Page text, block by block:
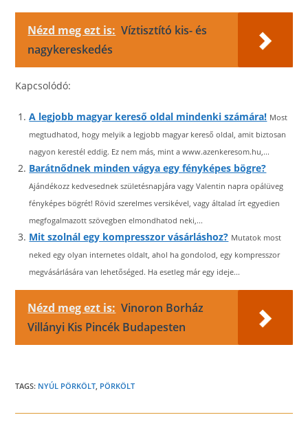
Nézd meg ezt is: Víztisztító kis- és
nagykereskedés
Kapcsolódó:
A legjobb magyar kereső oldal mindenki számára! Most
megtudhatod, hogy melyik a legjobb magyar kereső oldal, amit biztosan
nagyon kerestél eddig. Ez nem más, mint a www.azenkeresom.hu,...
Barátnődnek minden vágya egy fényképes bögre?
Ajándékozz kedvesednek születésnapjára vagy Valentin napra opálüveg
fényképes bögrét! Rövid szerelmes versikével, vagy általad írt egyedien
megfogalmazott szövegben elmondhatod neki,...
Mit szolnál egy kompresszor vásárláshoz? Mutatok most
neked egy olyan internetes oldalt, ahol ha gondolod, egy kompresszor
megvásárlására van lehetőséged. Ha esetleg már egy ideje...
Nézd meg ezt is: Vinoron Borház
Villányi Kis Pincék Budapesten
TAGS: NYÚL PÖRKÖLT, PÖRKÖLT